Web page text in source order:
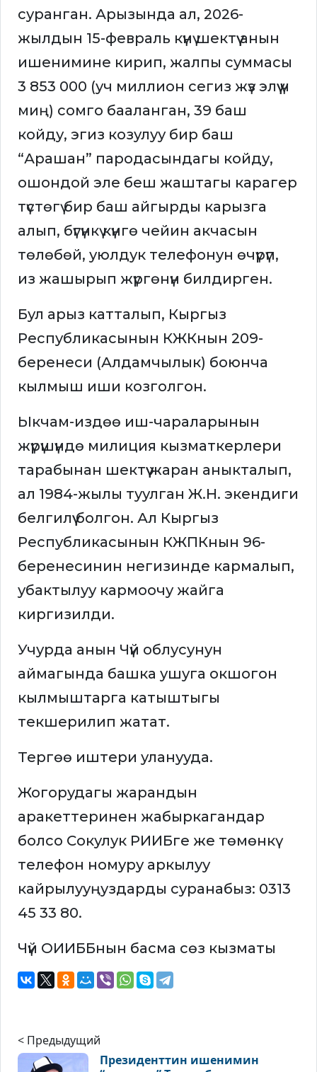
суранган. Арызында ал, 2026-
жылдын 15-февраль күнү шектүү анын
ишенимине кирип, жалпы суммасы
3 853 000 (уч миллион сегиз жүз элүү үч
миң) сомго бааланган, 39 баш
койду, эгиз козулуу бир баш
“Арашан” пародасындагы койду,
ошондой эле беш жаштагы карагер
түстөгү бир баш айгырды карызга
алып, бүгүнкү күнгө чейин акчасын
төлөбөй, уюлдук телефонун өчүрүп,
из жашырып жүргөнүн билдирген.
Бул арыз катталып, Кыргыз
Республикасынын КЖКнын 209-
беренеси (Алдамчылык) боюнча
кылмыш иши козголгон.
Ыкчам-издөө иш-чараларынын
жүрүшүндө милиция кызматкерлери
тарабынан шектүү жаран аныкталып,
ал 1984-жылы туулган Ж.Н. экендиги
белгилүү болгон. Ал Кыргыз
Республикасынын КЖПКнын 96-
беренесинин негизинде кармалып,
убактылуу кармоочу жайга
киргизилди.
Учурда анын Чүй облусунун
аймагында башка ушуга окшогон
кылмыштарга катыштыгы
текшерилип жатат.
Тергөө иштери уланууда.
Жогорудагы жарандын
аракеттеринен жабыркагандар
болсо Сокулук РИИБге же төмөнкү
телефон номуру аркылуу
кайрылууңуздарды суранабыз: 0313
45 33 80.
Чүй ОИИББнын басма сөз кызматы
< Предыдущий
Президенттин ишенимин